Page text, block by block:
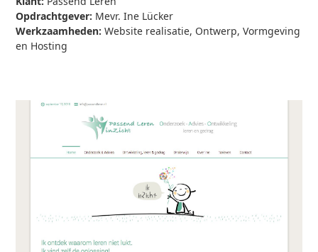
Opdrachtgever: Mevr. Ine Lücker
Werkzaamheden:Website realisatie, Ontwerp, Vormgeving
en Hosting